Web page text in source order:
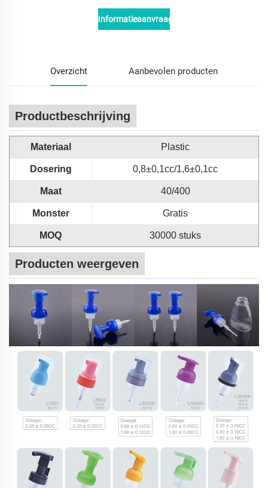
Informatieaanvraag
Overzicht Aanbevolen producten
Productbeschrijving
Materiaal Plastic
Dosering 0,8±0,1cc/1,6±0,1cc
Maat 40/400
Monster Gratis
MOQ 30000 stuks
Producten weergeven